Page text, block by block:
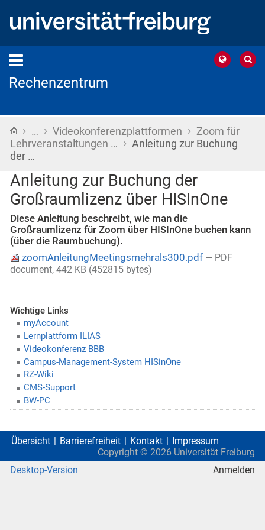
Rechenzentrum
Startseite
› … › Videokonferenzplattformen › Zoom für
Lehrveranstaltungen … › Anleitung zur Buchung
der …
Anleitung zur Buchung der
Großraumlizenz über HISInOne
Diese Anleitung beschreibt, wie man die
Großraumlizenz für Zoom über HISInOne buchen kann
(über die Raumbuchung).
zoomAnleitungMeetingsmehrals300.pdf — PDF
document, 442 KB (452815 bytes)
Wichtige Links
myAccount
Lernplattform ILIAS
Videokonferenz BBB
Campus-Management-System HISinOne
RZ-Wiki
CMS-Support
BW-PC
Übersicht Barrierefreiheit Kontakt
Impressum
Copyright © 2026 Universität Freiburg
Desktop-Version
Anmelden